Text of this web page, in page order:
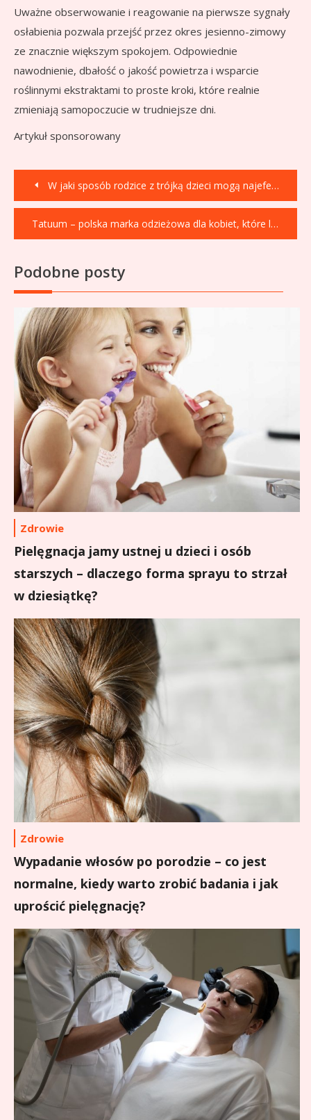
Uważne obserwowanie i reagowanie na pierwsze sygnały
osłabienia pozwala przejść przez okres jesienno-zimowy
ze znacznie większym spokojem. Odpowiednie
nawodnienie, dbałość o jakość powietrza i wsparcie
roślinnymi ekstraktami to proste kroki, które realnie
zmieniają samopoczucie w trudniejsze dni.
Artykuł sponsorowany
Nawigacja
wpisu
W jaki sposób rodzice z trójką dzieci mogą najefektywniej robić zakupy
Tatuum – polska marka odzieżowa dla kobiet, które lubią świadome wybory
Podobne posty
Zdrowie
Pielęgnacja jamy ustnej u dzieci i osób
starszych – dlaczego forma sprayu to strzał
w dziesiątkę?
Zdrowie
Wypadanie włosów po porodzie – co jest
normalne, kiedy warto zrobić badania i jak
uprościć pielęgnację?